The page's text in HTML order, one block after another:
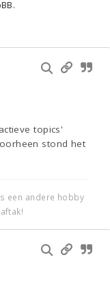
topics'
stond het
een andere hobby